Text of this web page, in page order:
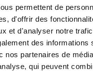
permettent de
d'offrir des
et d'analyser notre
des informations
nos partenaires de
qui peuvent